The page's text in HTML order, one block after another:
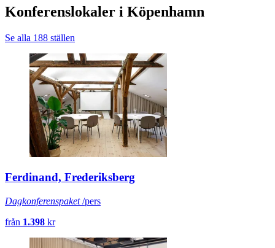
Konferenslokaler i Köpenhamn
Se alla 188 ställen
Ferdinand, Frederiksberg
Dagkonferenspaket/pers
från 1.398 kr